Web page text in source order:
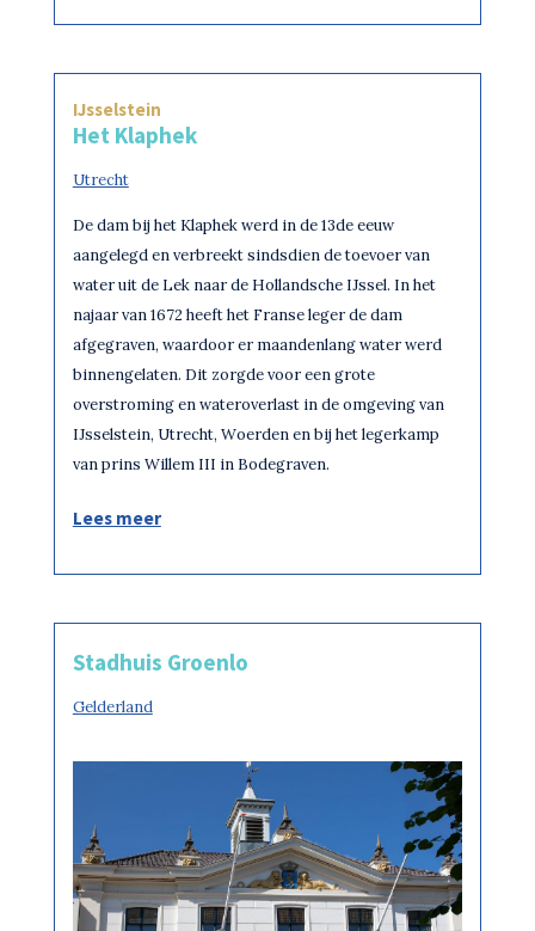
IJsselstein
Het Klaphek
Utrecht
De dam bij het Klaphek werd in de 13de eeuw
aangelegd en verbreekt sindsdien de toevoer van
water uit de Lek naar de Hollandsche IJssel. In het
najaar van 1672 heeft het Franse leger de dam
afgegraven, waardoor er maandenlang water werd
binnengelaten. Dit zorgde voor een grote
overstroming en wateroverlast in de omgeving van
IJsselstein, Utrecht, Woerden en bij het legerkamp
van prins Willem III in Bodegraven.
Lees meer
Stadhuis Groenlo
Gelderland